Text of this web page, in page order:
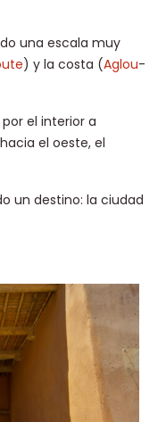
una escala muy
) y la costa (Aglou-
el interior a
el oeste, el
un destino: la ciudad